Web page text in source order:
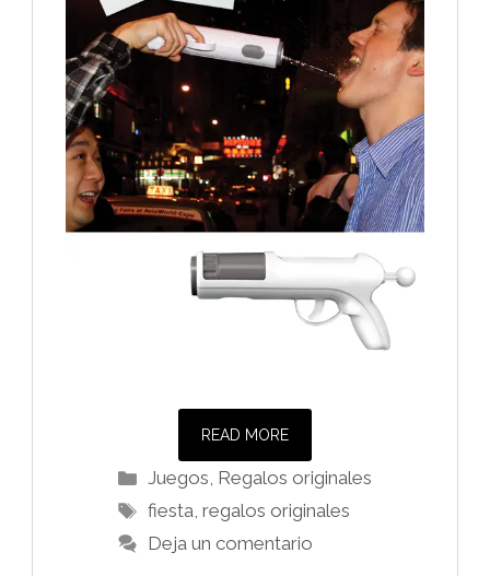
READ MORE
Categorías
Juegos, Regalos originales
Etiquetas
fiesta,regalos originales
Deja un comentario